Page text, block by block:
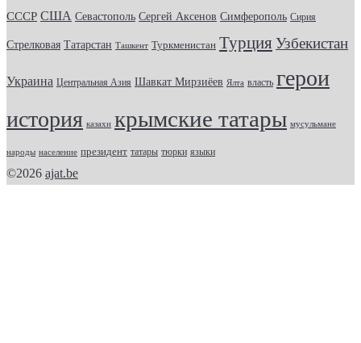
СССР США Севастополь Сергей Аксенов Симферополь Сирия
Стрелковая Татарстан Ташкент Туркменистан Турция Узбекистан
Украина Центральная Азия Шавкат Мирзиёев Ялта власть герои
история казахи крымские татары мусульмане
народы население президент татары тюрки языки
©2026 ajat.be